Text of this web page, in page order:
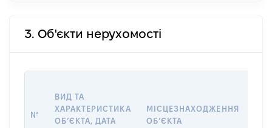
3. Об'єкти нерухомості
№
ВИД ТА
ХАРАКТЕРИСТИКА
ОБʼЄКТА, ДАТА
МІСЦЕЗНАХОДЖЕННЯ
ОБʼЄКТА